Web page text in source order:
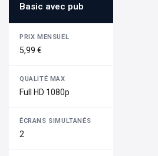
Basic avec pub
5,99 €
Full HD 1080p
2